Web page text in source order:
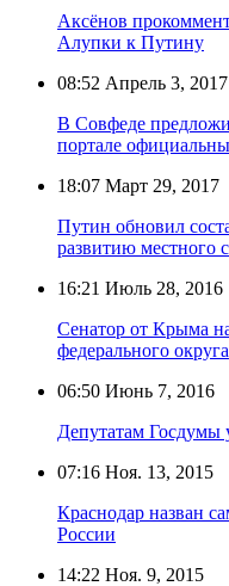
Аксёнов
Алупки к Путину
08:52 Апрель 3, 2017
В Совфеде
портале
18:07 Март 29, 2017
Путин обновил
развитию местного
16:21 Июль 28, 2016
Сенатор от Крыма
федерального округа
06:50 Июнь 7, 2016
Депутатам Госдумы
07:16 Ноя. 13, 2015
Краснодар назван
России
14:22 Ноя. 9, 2015